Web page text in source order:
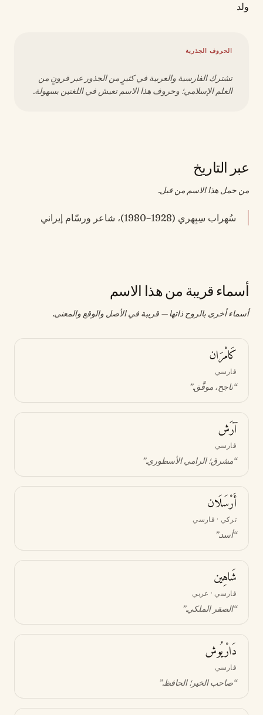
ولد
الحروف الجذرية
تشترك الفارسية والعربية في كثيرٍ من الجذور عبر قرونٍ من
العلم الإسلامي؛ وحروف هذا الاسم تعيش في اللغتين بسهولة.
عبر التاريخ
من حمل هذا الاسم من قبل.
سُهراب سِبِهري (1928–1980)، شاعر ورسّام إيراني
أسماء قريبة من هذا الاسم
أسماء أخرى بالروح ذاتها — قريبة في الأصل والوقع والمعنى.
كَامْرَان
فارسي
“ناجح، موفَّق.”
آرَش
فارسي
“مشرق؛ الرامي الأسطوري.”
أَرْسَلَان
تركي · فارسي
“أسد.”
شَاهِين
فارسي · عربي
“الصقر الملكي.”
دَارْيُوش
فارسي
“صاحب الخير؛ الحافظ.”